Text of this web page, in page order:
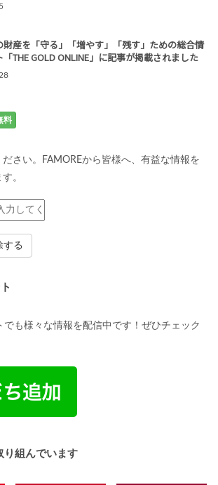
財産を「守る」「増やす」「残す」ための総合情
THE GOLD ONLINE」に記事が掲載されました
料
さい。FAMOREから皆様へ、有益な情報を
。
でも様々な情報を配信中です！ぜひチェック
り組んでいます